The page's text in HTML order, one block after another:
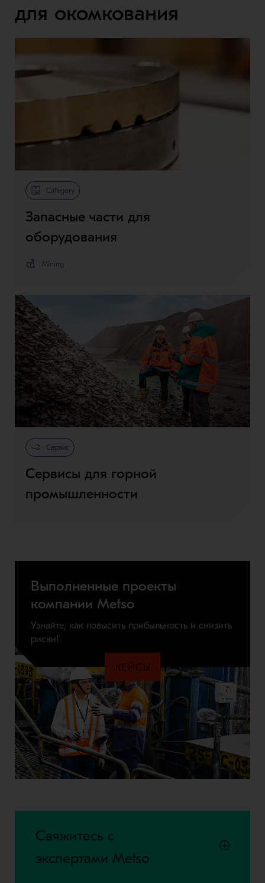
для окомкования
Category
Запасные части для
оборудования
Mining
Сервис
Сервисы для горной
промышленности
Выполненные проекты
компании Metso
Узнайте, как повысить прибыльность и снизить
риски!
КЕЙСЫ
Свяжитесь с
экспертами Metso